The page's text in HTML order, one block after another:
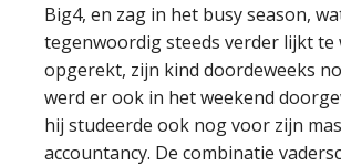
Big4, en zag in het busy season,
tegenwoordig steeds verder lijkt te
opgerekt, zijn kind doordeweeks
werd er ook in het weekend
hij studeerde ook nog voor zijn
accountancy. De combinatie